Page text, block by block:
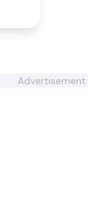
Advertisement